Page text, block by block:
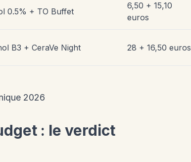
0.5% + TO Buffet
6,50 + 15,10
euros
B3 + CeraVe Night 28 + 16,50 euros
: le verdict